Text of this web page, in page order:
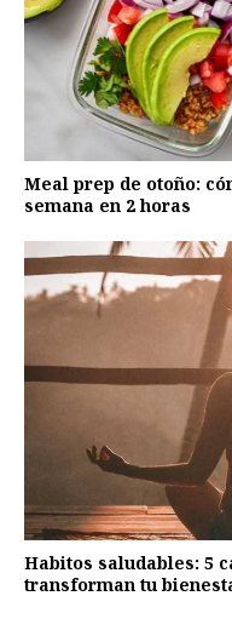
Meal prep de otoño:
semana en 2 horas
Habitos saludables: 5
transforman tu